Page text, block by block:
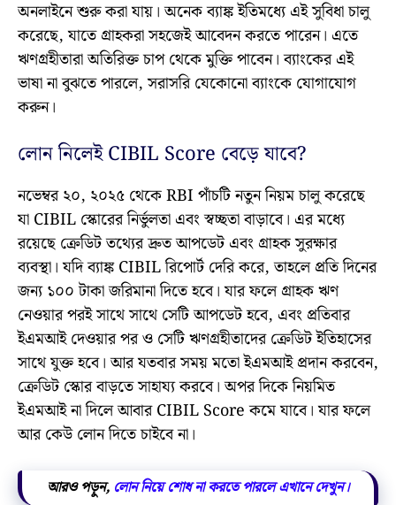
অনলাইনে শুরু করা যায়। অনেক ব্যাঙ্ক ইতিমধ্যে এই সুবিধা চালু
করেছে, যাতে গ্রাহকরা সহজেই আবেদন করতে পারেন। এতে
ঋণগ্রহীতারা অতিরিক্ত চাপ থেকে মুক্তি পাবেন। ব্যাংকের এই
ভাষা না বুঝতে পারলে, সরাসরি যেকোনো ব্যাংকে যোগাযোগ
করুন।
লোন নিলেই CIBIL Score বেড়ে যাবে?
নভেম্বর ২০, ২০২৫ থেকে RBI পাঁচটি নতুন নিয়ম চালু করেছে
যা CIBIL স্কোরের নির্ভুলতা এবং স্বচ্ছতা বাড়াবে। এর মধ্যে
রয়েছে ক্রেডিট তথ্যের দ্রুত আপডেট এবং গ্রাহক সুরক্ষার
ব্যবস্থা। যদি ব্যাঙ্ক CIBIL রিপোর্ট দেরি করে, তাহলে প্রতি দিনের
জন্য ১০০ টাকা জরিমানা দিতে হবে। যার ফলে গ্রাহক ঋণ
নেওয়ার পরই সাথে সাথে সেটি আপডেট হবে, এবং প্রতিবার
ইএমআই দেওয়ার পর ও সেটি ঋণগ্রহীতাদের ক্রেডিট ইতিহাসের
সাথে যুক্ত হবে। আর যতবার সময় মতো ইএমআই প্রদান করবেন,
ক্রেডিট স্কোর বাড়তে সাহায্য করবে। অপর দিকে নিয়মিত
ইএমআই না দিলে আবার CIBIL Score কমে যাবে। যার ফলে
আর কেউ লোন দিতে চাইবে না।
আরও পড়ুন, লোন নিয়ে শোধ না করতে পারলে এখানে দেখুন।